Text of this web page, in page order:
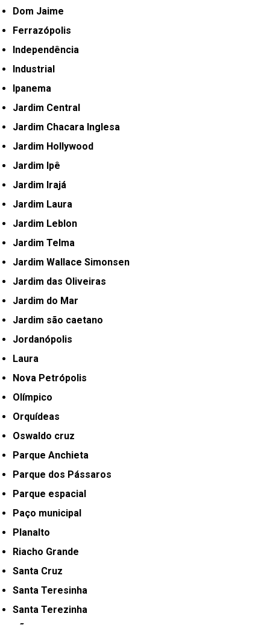
Dom Jaime
Ferrazópolis
Independência
Industrial
Ipanema
Jardim Central
Jardim Chacara Inglesa
Jardim Hollywood
Jardim Ipê
Jardim Irajá
Jardim Laura
Jardim Leblon
Jardim Telma
Jardim Wallace Simonsen
Jardim das Oliveiras
Jardim do Mar
Jardim são caetano
Jordanópolis
Laura
Nova Petrópolis
Olímpico
Orquídeas
Oswaldo cruz
Parque Anchieta
Parque dos Pássaros
Parque espacial
Paço municipal
Planalto
Riacho Grande
Santa Cruz
Santa Teresinha
Santa Terezinha